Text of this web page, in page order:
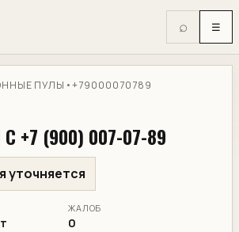
⌕ ☰
ПУЛЫ •+79000070789
+7 (900) 007-07-89
уточняется
ЖАЛОБ
0